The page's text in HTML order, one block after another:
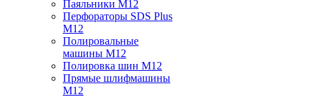
Паяльники M12
Перфораторы SDS Plus
M12
Полировальные
машины M12
Полировка шин M12
Прямые шлифмашины
M12